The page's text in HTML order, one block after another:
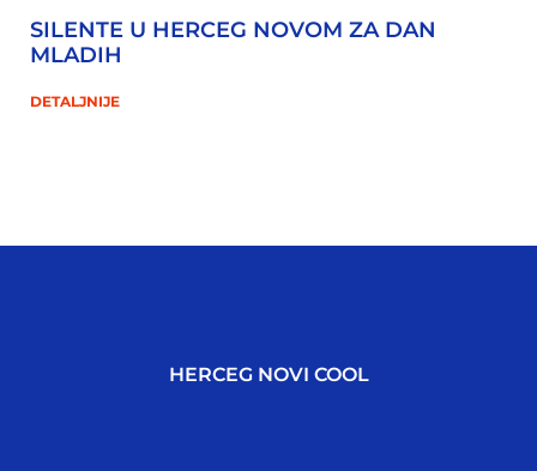
SILENTE U HERCEG NOVOM ZA DAN
MLADIH
DETALJNIJE
HERCEG NOVI COOL